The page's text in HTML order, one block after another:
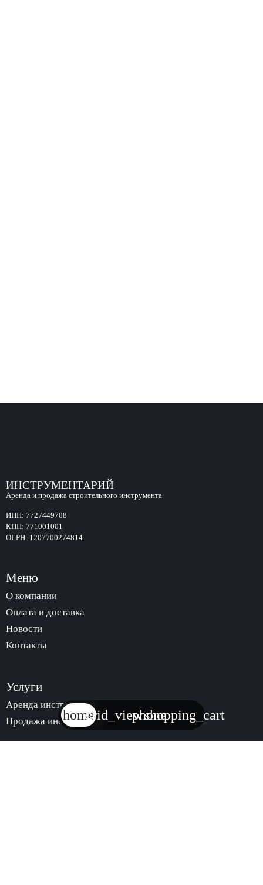
ИНСТРУМЕНТАРИЙ
Аренда и продажа строительного инструмента
ИНН: 7727449708
КПП: 771001001
ОГРН: 1207700274814
Меню
О компании
Оплата и доставка
Новости
Контакты
Услуги
Аренда инструмента
Продажа инструмента
homegrid_viewphone
shopping_cart